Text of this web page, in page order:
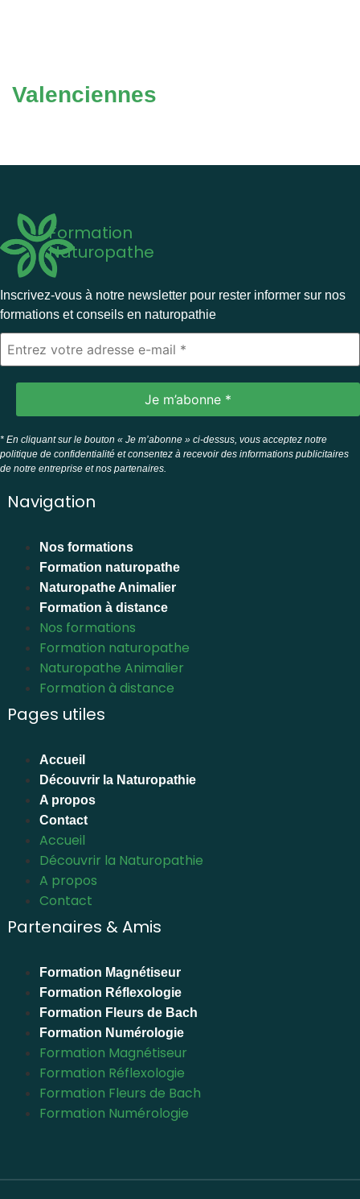
Valenciennes
Formation
Naturopathe
Inscrivez-vous à notre newsletter pour rester informer sur nos
formations et conseils en naturopathie
* En cliquant sur le bouton « Je m’abonne » ci-dessus, vous acceptez notre
politique de confidentialité et consentez à recevoir des informations publicitaires
de notre entreprise et nos partenaires.
Navigation
Nos formations
Formation naturopathe
Naturopathe Animalier
Formation à distance
Nos formations
Formation naturopathe
Naturopathe Animalier
Formation à distance
Pages utiles
Accueil
Découvrir la Naturopathie
A propos
Contact
Accueil
Découvrir la Naturopathie
A propos
Contact
Partenaires & Amis
Formation Magnétiseur
Formation Réflexologie
Formation Fleurs de Bach
Formation Numérologie
Formation Magnétiseur
Formation Réflexologie
Formation Fleurs de Bach
Formation Numérologie